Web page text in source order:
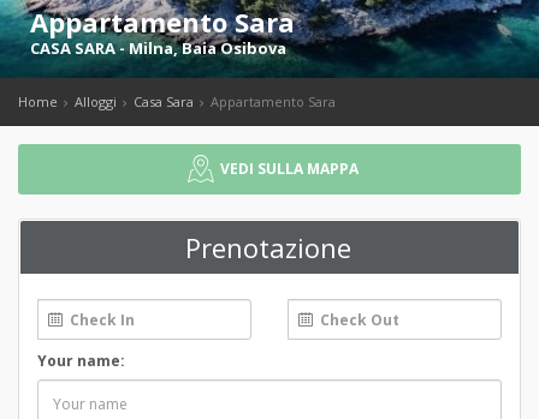
Appartamento Sara
CASA SARA-Milna,Baia Osibova
Home Alloggi Casa Sara Appartamento Sara
VEDI SULLA MAPPA
Prenotazione
Your name: